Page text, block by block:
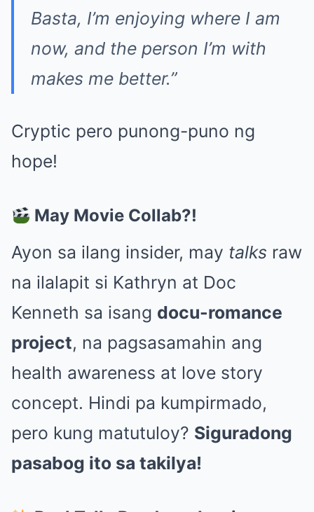
Basta, I’m enjoying where I am
now, and the person I’m with
makes me better.”
Cryptic pero punong-puno ng
hope!
May Movie Collab?!
Ayon sa ilang insider, may talks raw
na ilalapit si Kathryn at Doc
Kenneth sa isang docu-romance
project, na pagsasamahin ang
health awareness at love story
concept. Hindi pa kumpirmado,
pero kung matutuloy? Siguradong
pasabog ito sa takilya!